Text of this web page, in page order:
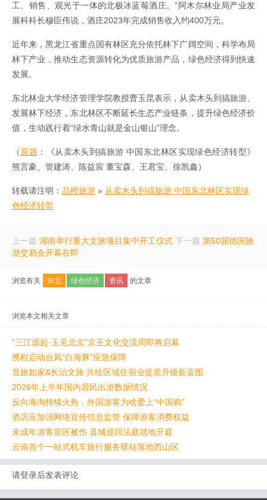
工、销售、观光于一体的北极冰蓝莓酒庄。”阿木尔林业局产业发
展科科长穆臣伟说，酒庄2023年完成销售收入约400万元。
近年来，黑龙江省重点国有林区充分依托林下广阔空间，科学布局
林下产业，推动生态资源转化为优质旅游产品，绿色经济得到快速
发展。
东北林业大学经济管理学院教授曹玉昆表示，从卖木头到搞旅游、
发展林下经济，东北林区不断延长生态产业链条，提升绿色经济价
值，生动践行着“绿水青山就是金山银山”理念。
（原题 ：《从卖木头到搞旅游 中国东北林区实现绿色经济转型》
熊言豪、管建涛、陈益宸 董宝森、王君宝、徐凯鑫）
转载请注明： 品橙旅游 » 从卖木头到搞旅游 中国东北林区实现绿
色经济转型
上一篇 湖南举行重大文旅项目集中开工仪式 下一篇 第50届德国旅
游交易会开幕在即
浏览有关 东北 绿色经济 资讯 的文章
浏览本文相关文章
“三江源起·玉见北京”京玉文化交流周即将启幕
携程启动台风“白海豚”应急保障
首旅如家&长治文旅 共绘区域住宿业提质升级新蓝图
2026年上半年国内居民出游数据情况
反向海淘持续火热，外国游客为啥爱上“中国购”
酒店应加强网络宣传信息监管 保障游客消费权益
未成年游客景区被伤 县城巡回法庭就地开庭
云南首个一站式机车旅行服务驿站落地西山区
请登录后发表评论